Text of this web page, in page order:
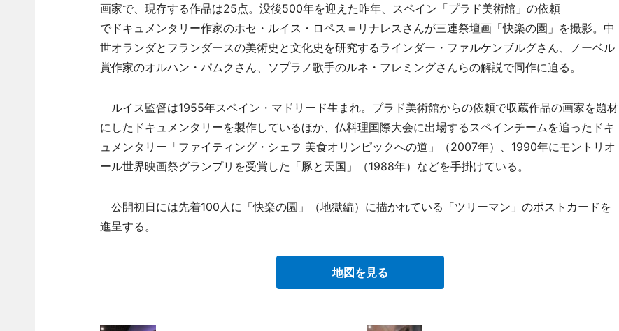
画家で、現存する作品は25点。没後500年を迎えた昨年、スペイン「プラド美術館」の依頼
でドキュメンタリー作家のホセ・ルイス・ロペス＝リナレスさんが三連祭壇画「快楽の園」を撮影。中
世オランダとフランダースの美術史と文化史を研究するラインダー・ファルケンブルグさん、ノーベル
賞作家のオルハン・パムクさん、ソプラノ歌手のルネ・フレミングさんらの解説で同作に迫る。
ルイス監督は1955年スペイン・マドリード生まれ。プラド美術館からの依頼で収蔵作品の画家を題材
にしたドキュメンタリーを製作しているほか、仏料理国際大会に出場するスペインチームを追ったドキ
ュメンタリー「ファイティング・シェフ 美食オリンピックへの道」（2007年）、1990年にモントリオ
ール世界映画祭グランプリを受賞した「豚と天国」（1988年）などを手掛けている。
公開初日には先着100人に「快楽の園」（地獄編）に描かれている「ツリーマン」のポストカードを
進呈する。
地図を見る